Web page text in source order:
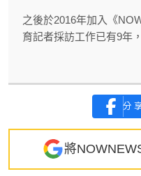
之後於2016年加入《
育記者採訪工作已有9年
分
將